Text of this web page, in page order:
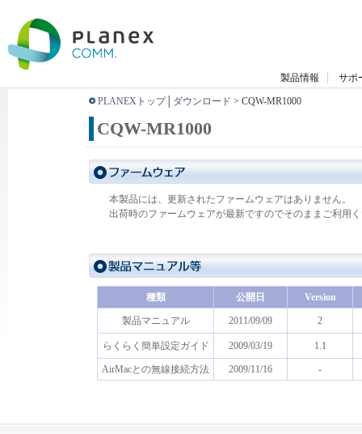
製品情報 サポ
PLANEXトップ│ ダウンロード > CQW-MR1000
CQW-MR1000
本製品には、更新されたファームウェアはありません。
出荷時のファームウェアが最新ですのでそのままご利用
種類 公開日 Version
製品マニュアル 2011/09/09 2
らくらく簡単設定ガイド 2009/03/19 1.1
AirMacとの無線接続方法 2009/11/16 -